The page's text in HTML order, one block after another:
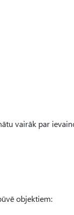
vairāk par
objektiem: